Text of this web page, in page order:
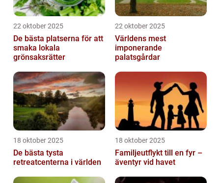
22 oktober 2025
De bästa platserna för att
smaka lokala
grönsaksrätter
22 oktober 2025
Världens mest
imponerande
palatsgårdar
18 oktober 2025
De bästa tysta
retreatcenterna i världen
18 oktober 2025
Familjeutflykt till en fyr –
äventyr vid havet